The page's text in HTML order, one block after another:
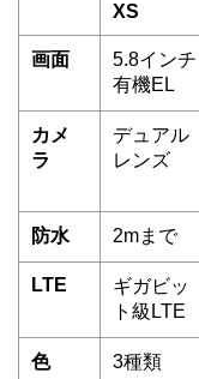
XS
画面
5.8インチ
有機EL
カメ
ラ
デュアル
レンズ
防水 2mまで
LTE
ギガビッ
ト級LTE
色 3種類